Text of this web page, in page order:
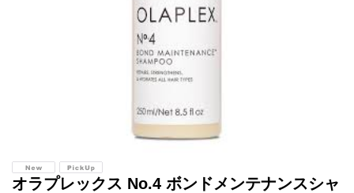
オラプレックス No.4 ボンドメンテナンスシャ